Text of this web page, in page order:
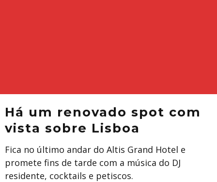
Há um renovado spot com
vista sobre Lisboa
Fica no último andar do Altis Grand Hotel e
promete fins de tarde com a música do DJ
residente, cocktails e petiscos.